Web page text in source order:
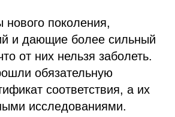
поколения,
и дающие более сильный
от них нельзя заболеть.
обязательную
соответствия, а их
исследованиями.